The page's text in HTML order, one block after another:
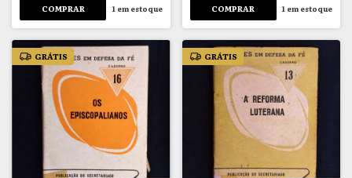
1em estoque 1 em estoque
GRÁTIS GRÁTIS